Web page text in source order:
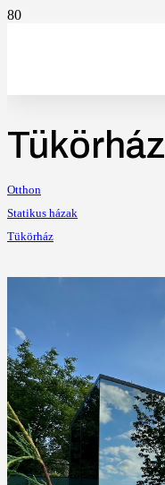
Tükörház
Otthon
Statikus házak
Tükörház